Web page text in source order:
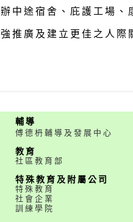
中途宿舍、庇護工場、
推廣及建立更佳之人際
輔導
傅德枬輔導及發展中心
教育
社區教育部
特殊教育及附屬公司
特殊教育
社會企業
訓練學院